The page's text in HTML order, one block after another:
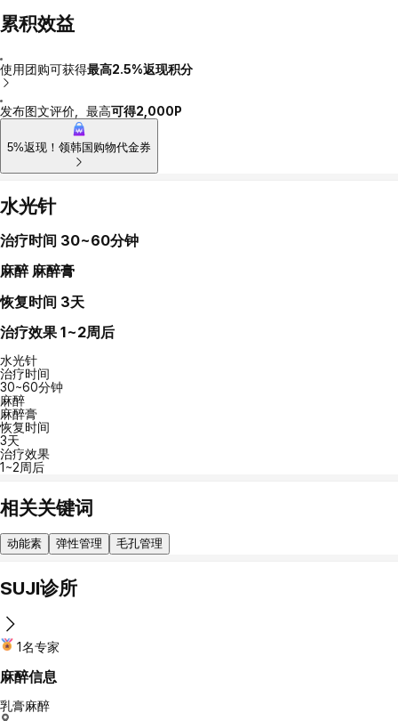
累积效益
使用团购可获得最高2.5%返现积分
发布图文评价，最高可得2,000P
5%返现！领韩国购物代金券
水光针
治疗时间 30~60分钟
麻醉 麻醉膏
恢复时间 3天
治疗效果 1~2周后
水光针
治疗时间
30~60分钟
麻醉
麻醉膏
恢复时间
3天
治疗效果
1~2周后
相关关键词
动能素 弹性管理 毛孔管理
SUJI诊所
1名专家
麻醉信息
乳膏麻醉